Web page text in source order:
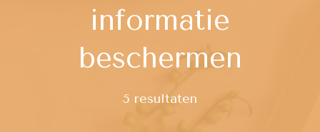
informatie
beschermen
5 resultaten